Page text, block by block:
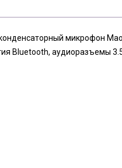
микрофон
Bluetooth, аудиоразъемы